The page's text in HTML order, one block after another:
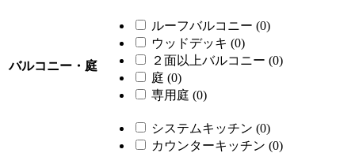
バルコニー・庭
ルーフバルコニー (0)
ウッドデッキ (0)
２面以上バルコニー (0)
庭 (0)
専用庭 (0)
システムキッチン (0)
カウンターキッチン (0)